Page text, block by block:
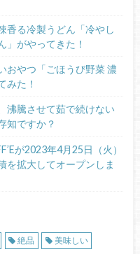
香る冷製うどん「冷やし
」がやってきた！
おやつ「ごほうび野菜 濃
みた！
沸騰させて茹で続けない
知ですか？
が2023年4月25日（火）
を拡大してオープンしま
絶品 美味しい